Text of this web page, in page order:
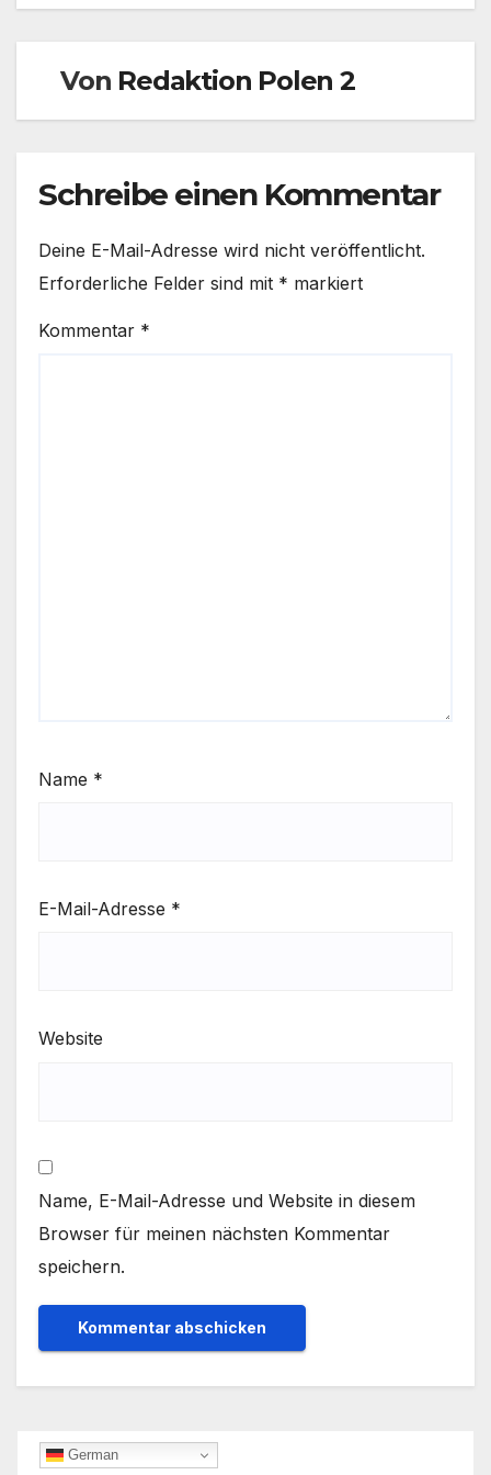
Von Redaktion Polen 2
Schreibe einen Kommentar
Deine E-Mail-Adresse wird nicht veröffentlicht.
Erforderliche Felder sind mit * markiert
Kommentar *
Name *
E-Mail-Adresse *
Website
Name, E-Mail-Adresse und Website in diesem
Browser für meinen nächsten Kommentar
speichern.
German